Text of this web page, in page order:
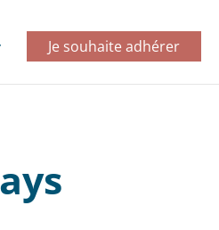
Je souhaite adhérer